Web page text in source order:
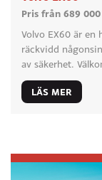
Pris från 689
Volvo EX60 är en
räckvidd
av säkerhet.
LÄS MER